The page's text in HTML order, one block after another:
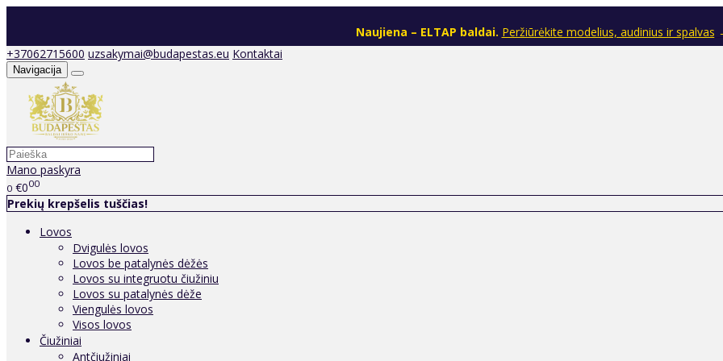
Naujiena – ELTAP baldai. Peržiūrėkite modelius, audinius ir spalvas
+37062715600 uzsakymai@budapestas.eu Kontaktai
Navigacija
Mano paskyra
0 €000
Prekių krepšelis tuščias!
Lovos
Dvigulės lovos
Lovos be patalynės dėžės
Lovos su integruotu čiužiniu
Lovos su patalynės dėže
Viengulės lovos
Visos lovos
Čiužiniai
Antčiužiniai